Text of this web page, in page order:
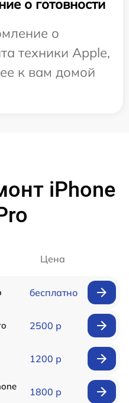
о готовности
о
техники Apple,
к вам домой
iPhone
Цена
бесплатно
2500 р
1200 р
1800 р